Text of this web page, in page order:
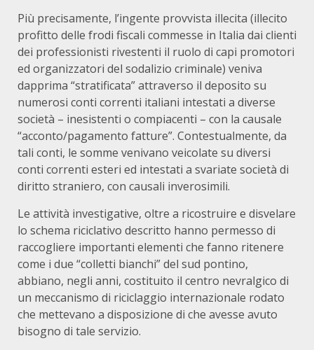
Più precisamente, l’ingente provvista illecita (illecito
profitto delle frodi fiscali commesse in Italia dai clienti
dei professionisti rivestenti il ruolo di capi promotori
ed organizzatori del sodalizio criminale) veniva
dapprima “stratificata” attraverso il deposito su
numerosi conti correnti italiani intestati a diverse
società – inesistenti o compiacenti – con la causale
“acconto/pagamento fatture”. Contestualmente, da
tali conti, le somme venivano veicolate su diversi
conti correnti esteri ed intestati a svariate società di
diritto straniero, con causali inverosimili.
Le attività investigative, oltre a ricostruire e disvelare
lo schema riciclativo descritto hanno permesso di
raccogliere importanti elementi che fanno ritenere
come i due “colletti bianchi” del sud pontino,
abbiano, negli anni, costituito il centro nevralgico di
un meccanismo di riciclaggio internazionale rodato
che mettevano a disposizione di che avesse avuto
bisogno di tale servizio.